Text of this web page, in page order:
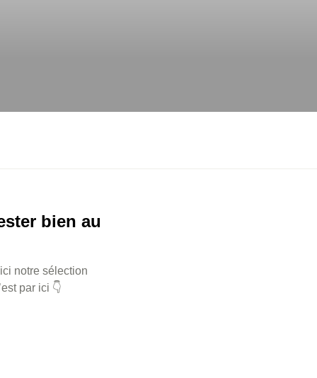
bien au
notre sélection
par ici 👇